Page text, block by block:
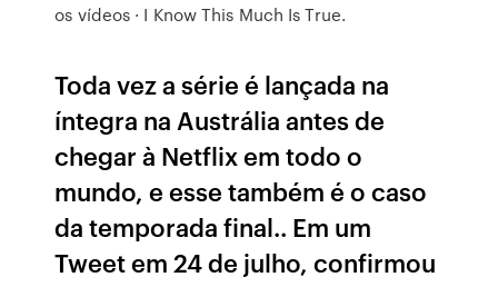
os vídeos · I Know This Much Is True.
Toda vez a série é lançada na
íntegra na Austrália antes de
chegar à Netflix em todo o
mundo, e esse também é o caso
da temporada final.. Em um
Tweet em 24 de julho, confirmou